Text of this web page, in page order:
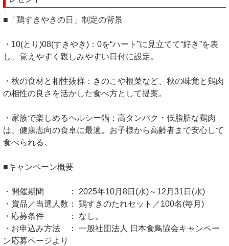
■「鶏すきやきの日」制定の背景
・10(とり)08(すきやき)：0を“ハート”に見立てて“好き”を表
し、覚えやすく親しみやすい日付に設定。
・秋の食材と相性抜群：きのこや根菜など、秋の味覚と鶏肉
の相性の良さを活かした食べ方として提案。
・家族で楽しめるヘルシー鍋：高タンパク・低脂肪な鶏肉
は、健康志向の食卓に最適。お子様から高齢者まで安心して
食べられる。
■キャンペーン概要
・開催期間 ： 2025年10月8日(水)～12月31日(水)
・賞品／当選人数： 鶏すきのたれセット／100名(毎月)
・応募条件 ： なし。
・お申込み方法 ： 一般社団法人 日本食鳥協会キャンペー
ン応募ページより